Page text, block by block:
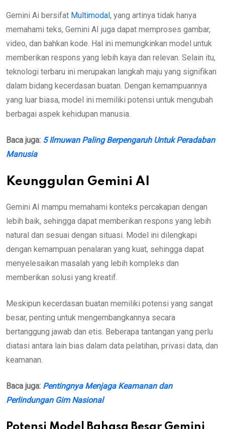
Gemini Ai bersifat Multimodal, yang artinya tidak hanya
memahami teks, Gemini AI juga dapat memproses gambar,
video, dan bahkan kode. Hal ini memungkinkan model untuk
memberikan respons yang lebih kaya dan relevan. Selain itu,
teknologi terbaru ini merupakan langkah maju yang signifikan
dalam bidang kecerdasan buatan. Dengan kemampuannya
yang luar biasa, model ini memiliki potensi untuk mengubah
berbagai aspek kehidupan manusia.
Baca juga: 5 Ilmuwan Paling Berpengaruh Untuk Peradaban
Manusia
Keunggulan Gemini AI
Gemini AI mampu memahami konteks percakapan dengan
lebih baik, sehingga dapat memberikan respons yang lebih
natural dan sesuai dengan situasi. Model ini dilengkapi
dengan kemampuan penalaran yang kuat, sehingga dapat
menyelesaikan masalah yang lebih kompleks dan
memberikan solusi yang kreatif.
Meskipun kecerdasan buatan memiliki potensi yang sangat
besar, penting untuk mengembangkannya secara
bertanggung jawab dan etis. Beberapa tantangan yang perlu
diatasi antara lain bias dalam data pelatihan, privasi data, dan
keamanan.
Baca juga: Pentingnya Menjaga Keamanan dan
Perlindungan Gim Nasional